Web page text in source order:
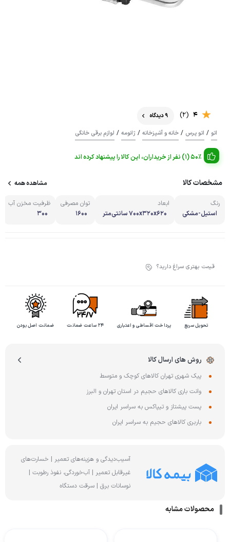
4
(2)
9 دیدگاه
اتو / اتو پرس / خانه و آشپزخانه / ژانومه / لوازم برقی خانگی
50% (1) نفر از خریداران، این کالا را پیشنهاد کرده اند
مشخصات کالا مشاهده همه
رنگ
استیل-مشکی
ابعاد
۷۰۰x۳۲۰x۶۲۰ سانتی‌متر
توان مصرفی
۱۶۰۰
ظرفیت مخزن آب
۳۰۰
قیمت بهتری سراغ دارید؟
تحویل سریع پرداخت اقساطی و اعتباری ۲۴ ساعت ضمانت ضمانت اصل بودن
روش های ارسال کالا
پیک شهری تهران کالاهای کوچک و متوسط
وانت باری کالاهای حجیم در استان تهران و البرز
پست پیشتاز و تیپاکس به سراسر ایران
باربری کالاهای حجیم به سراسر ایران
آسیب‌دیدگی و هزینه‌های تعمیر | خسارت‌های
غیرقابل تعمیر | آب‌خوردگی، نفوذ رطوبت |
نوسانات برق | سرقت دستگاه
محصولات مشابه